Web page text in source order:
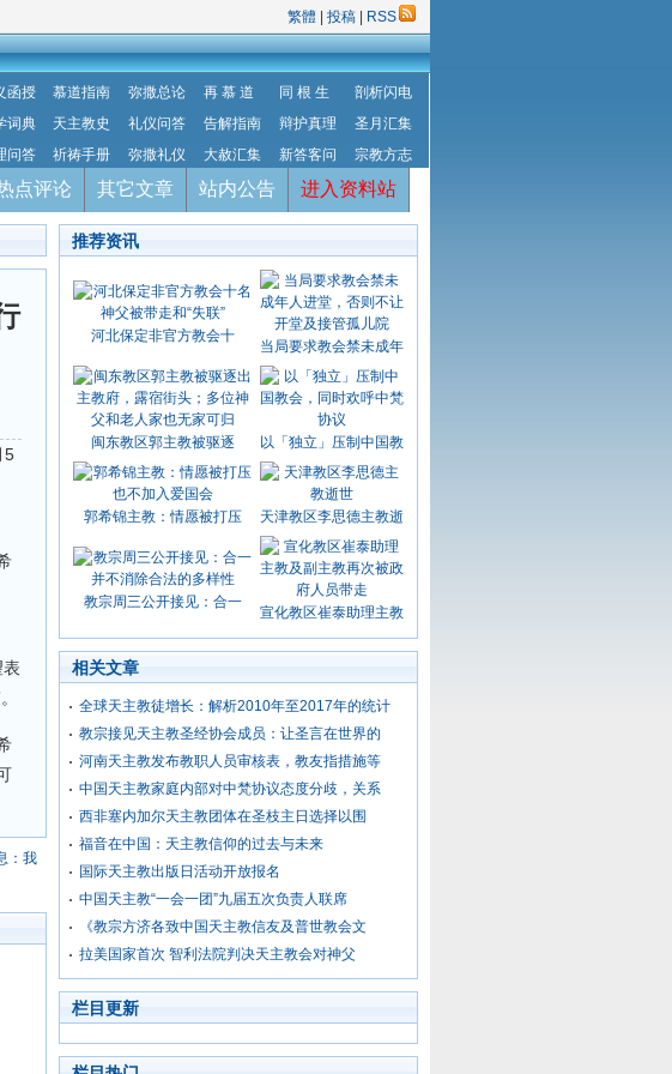
繁體 投稿 RSS
函授 慕道指南 弥撒总论 再 慕 道 同 根 生
剖析闪电
词典 天主教史 礼仪问答 告解指南 辩护真理
圣月汇集
问答 祈祷手册 弥撒礼仪 大赦汇集 新答客问 宗教方志
点评论 其它文章 站内公告 进入资料站
5
：我
推荐资讯
河北保定非官方教会十
当局要求教会禁未成年
闽东教区郭主教被驱逐 以「独立」压制中国教
郭希锦主教：情愿被打压 天津教区李思德主教逝
教宗周三公开接见：合一
宣化教区崔泰助理主教
相关文章
全球天主教徒增长：解析2010年至2017年的统计
教宗接见天主教圣经协会成员：让圣言在世界的
河南天主教发布教职人员审核表，教友指措施等
中国天主教家庭内部对中梵协议态度分歧，关系
西非塞内加尔天主教团体在圣枝主日选择以围
福音在中国：天主教信仰的过去与未来
国际天主教出版日活动开放报名
中国天主教“一会一团”九届五次负责人联席
《教宗方济各致中国天主教信友及普世教会文
拉美国家首次 智利法院判决天主教会对神父
栏目更新